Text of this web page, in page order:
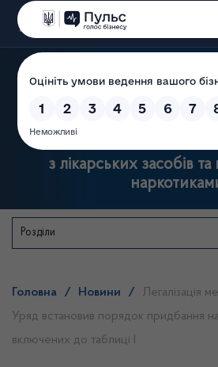
Державна
з лікарських засобів
Розділи
Головна / Новини /
Легалізація
Уряд встановив порядок придбання
включених до таблиці I